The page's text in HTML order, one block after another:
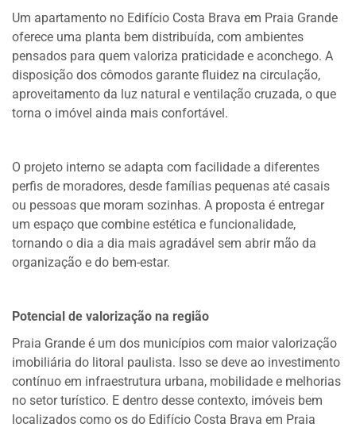
Um apartamento no Edifício Costa Brava em Praia Grande
oferece uma planta bem distribuída, com ambientes
pensados para quem valoriza praticidade e aconchego. A
disposição dos cômodos garante fluidez na circulação,
aproveitamento da luz natural e ventilação cruzada, o que
torna o imóvel ainda mais confortável.
O projeto interno se adapta com facilidade a diferentes
perfis de moradores, desde famílias pequenas até casais
ou pessoas que moram sozinhas. A proposta é entregar
um espaço que combine estética e funcionalidade,
tornando o dia a dia mais agradável sem abrir mão da
organização e do bem-estar.
Potencial de valorização na região
Praia Grande é um dos municípios com maior valorização
imobiliária do litoral paulista. Isso se deve ao investimento
contínuo em infraestrutura urbana, mobilidade e melhorias
no setor turístico. E dentro desse contexto, imóveis bem
localizados como os do Edifício Costa Brava em Praia